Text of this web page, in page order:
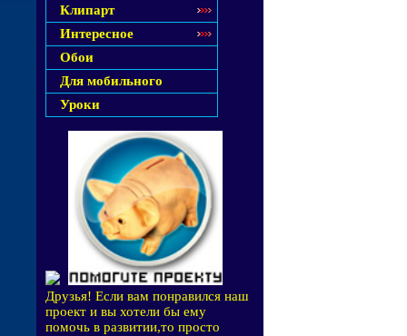
Клипарт
Интересное
Обои
Для мобильного
Уроки
Друзья! Если вам понравился наш
проект и вы хотели бы ему
помочь в развитии,то просто